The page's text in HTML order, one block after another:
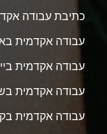
כתיבת עבודה
עבודה אקדמית
עבודה אקדמית
עבודה אקדמית
עבודה אקדמית